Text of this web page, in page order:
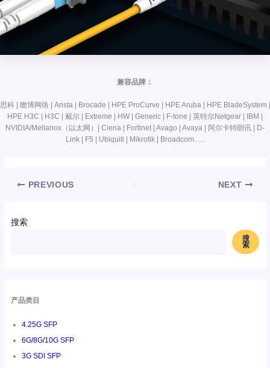
搜索
搜
索
产品类目
4.25G SFP
6G/8G/10G SFP
3G SDI SFP
兼容品牌：
思科 | 瞻博网络 | Arista | Brocade | HPE ProCurve | HPE Aruba | HPE BladeSystem |
HPE H3C | H3C | 戴尔 | Extreme | HW | Generic | F-tone | 英特尔Netgear | IBM |
NVIDIA/Mellanox（以太网）| Ciena | Fortinet | Avago | Avaya | 阿尔卡特朗讯 | D-
Link | F5 | Ubiquiti | Mikrotik | Broadcom…..
PREVIOUS NEXT